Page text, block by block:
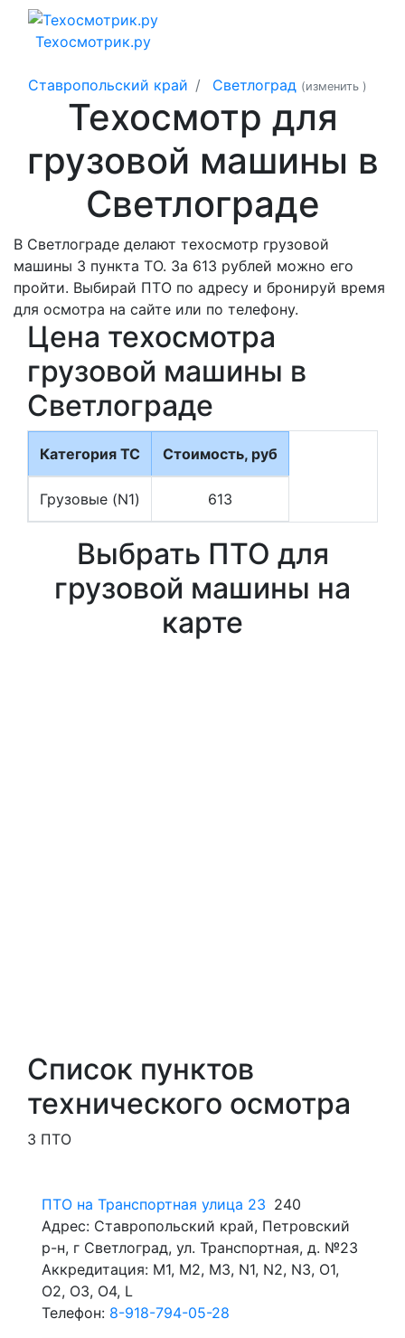
Техосмотрик.ру
Ставропольский край Светлоград (изменить )
Техосмотр для
грузовой машины в
Светлограде
В Светлограде делают техосмотр грузовой
машины 3 пункта ТО. За 613 рублей можно его
пройти. Выбирай ПТО по адресу и бронируй время
для осмотра на сайте или по телефону.
Цена техосмотра
грузовой машины в
Светлограде
Категория ТС Стоимость, руб
Грузовые (N1) 613
Выбрать ПТО для
грузовой машины на
карте
Список пунктов
технического осмотра
3 ПТО
ПТО на Транспортная улица 23 240
Адрес: Ставропольский край, Петровский
р-н, г Светлоград, ул. Транспортная, д. №23
Аккредитация: M1, M2, M3, N1, N2, N3, O1,
O2, O3, O4, L
Телефон: 8-918-794-05-28